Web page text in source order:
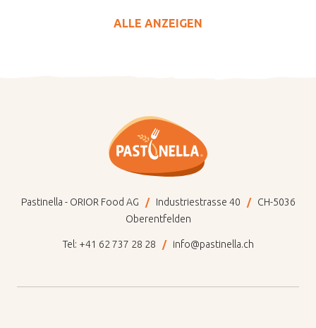
ALLE ANZEIGEN
Pastinella - ORIOR Food AG Industriestrasse 40
CH-5036
Oberentfelden
Tel: +41 62 737 28 28 info@pastinella.ch